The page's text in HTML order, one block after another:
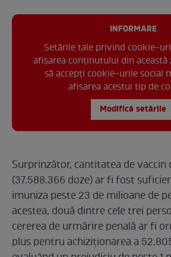
INFORMARE
Setările tale privind cookie-
afișarea conținutului din această
să accepți cookie-urile social
afisarea acestui tip de
Modifică setările
Surprinzător, cantitatea de vaccin
(37.588.366 doze) ar fi fost
imuniza peste 23 de milioane de
acestea, două dintre cele trei
cererea de urmărire penală ar fi
plus pentru achiziționarea a